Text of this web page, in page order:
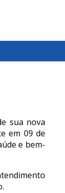
sua nova
em 09 de
e bem-